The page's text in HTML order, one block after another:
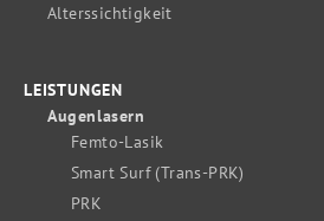
Alterssichtigkeit
LEISTUNGEN
Augenlasern
Femto-Lasik
Smart Surf (Trans-PRK)
PRK